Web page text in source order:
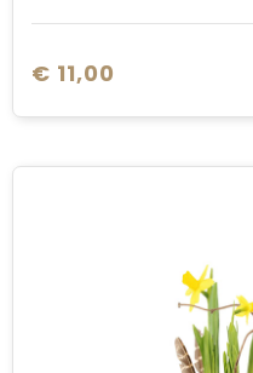
€ 11,00